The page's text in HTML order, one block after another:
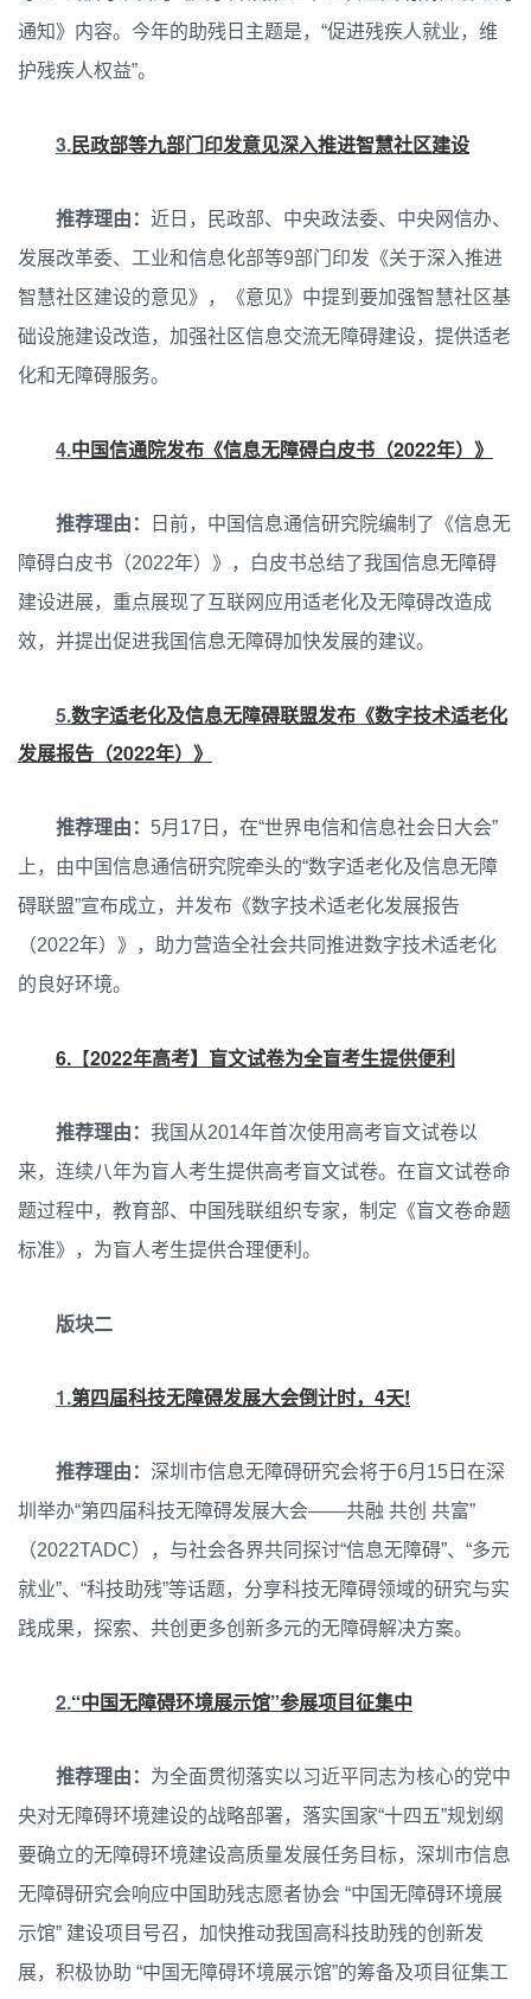
通知》内容。今年的助残日主题是，“促进残疾人就业，维
护残疾人权益”。
3.民政部等九部门印发意见深入推进智慧社区建设
推荐理由： 近日，民政部、中央政法委、中央网信办、
发展改革委、工业和信息化部等9部门印发《关于深入推进
智慧社区建设的意见》，《意见》中提到要加强智慧社区基
础设施建设改造，加强社区信息交流无障碍建设，提供适老
化和无障碍服务。
4.中国信通院发布《信息无障碍白皮书（2022年）》
推荐理由：
日前，中国信息通信研究院编制了《信息无
障碍白皮书（2022年）》，白皮书总结了我国信息无障碍
建设进展，重点展现了互联网应用适老化及无障碍改造成
效，并提出促进我国信息无障碍加快发展的建议。
5.数字适老化及信息无障碍联盟发布《数字技术适老化
发展报告（2022年）》
推荐理由：
5月17日，在“世界电信和信息社会日大会”
上，由中国信息通信研究院牵头的“数字适老化及信息无障
碍联盟”宣布成立，并发布《数字技术适老化发展报告
（2022年）》，助力营造全社会共同推进数字技术适老化
的良好环境。
6. 【2022年高考】盲文试卷为全盲考生提供便利
推荐理由： 我国从2014年首次使用高考盲文试卷以
来，连续八年为盲人考生提供高考盲文试卷。在盲文试卷命
题过程中，教育部、中国残联组织专家，制定《盲文卷命题
标准》，为盲人考生提供合理便利。
版块二
1.第四届科技无障碍发展大会倒计时，4天!
推荐理由： 深圳市信息无障碍研究会将于6月15日在深
圳举办“第四届科技无障碍发展大会——共融 共创 共富”
（2022TADC），与社会各界共同探讨“信息无障碍”、“多元
就业”、“科技助残”等话题，分享科技无障碍领域的研究与实
践成果，探索、共创更多创新多元的无障碍解决方案。
2.“中国无障碍环境展示馆”参展项目征集中
推荐理由：
为全面贯彻落实以习近平同志为核心的党中
央对无障碍环境建设的战略部署，落实国家“十四五”规划纲
要确立的无障碍环境建设高质量发展任务目标，深圳市信息
无障碍研究会响应中国助残志愿者协会 “中国无障碍环境展
示馆” 建设项目号召，加快推动我国高科技助残的创新发
展，积极协助 “中国无障碍环境展示馆”的筹备及项目征集工